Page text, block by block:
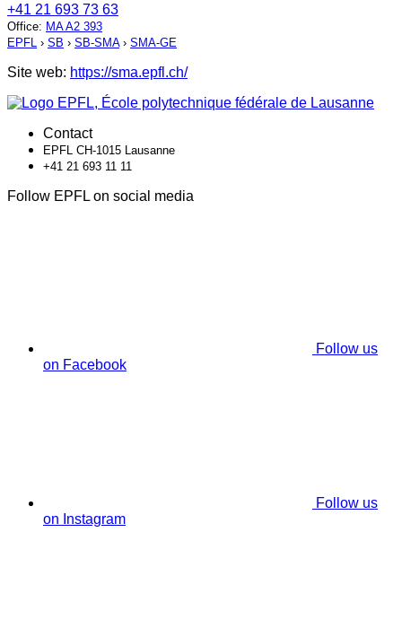
+41 21 693 73 63
Office: MA A2 393
EPFL › SB › SB-SMA› SMA-GE
Site web: https://sma.epfl.ch/
Contact
EPFL CH-1015 Lausanne
+41 21 693 11 11
Follow EPFL on social media
Follow us
on Facebook
Follow us
on Instagram